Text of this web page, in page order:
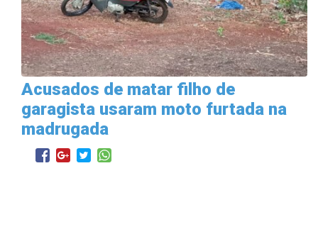
Acusados de matar filho de
garagista usaram moto furtada na
madrugada